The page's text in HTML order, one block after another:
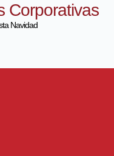
Corporativas
Navidad